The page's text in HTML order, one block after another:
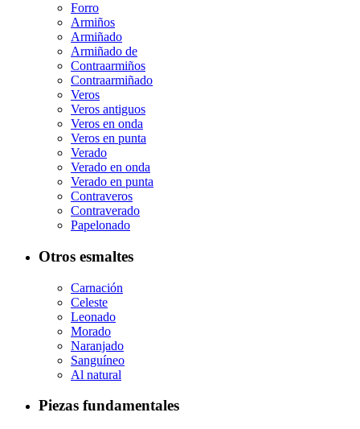
Forro
Armiños
Armiñado
Armiñado de
Contraarmiños
Contraarmiñado
Veros
Veros antiguos
Veros en onda
Veros en punta
Verado
Verado en onda
Verado en punta
Contraveros
Contraverado
Papelonado
Otros esmaltes
Carnación
Celeste
Leonado
Morado
Naranjado
Sanguíneo
Al natural
Piezas fundamentales